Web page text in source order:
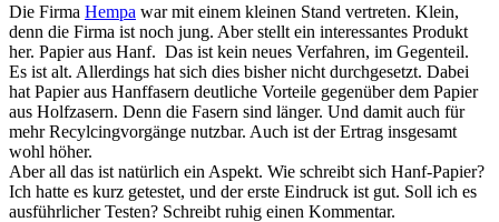
Die Firma Hempa war mit einem kleinen Stand vertreten. Klein,
denn die Firma ist noch jung. Aber stellt ein interessantes Produkt
her. Papier aus Hanf. Das ist kein neues Verfahren, im Gegenteil.
Es ist alt. Allerdings hat sich dies bisher nicht durchgesetzt. Dabei
hat Papier aus Hanffasern deutliche Vorteile gegenüber dem Papier
aus Holfzasern. Denn die Fasern sind länger. Und damit auch für
mehr Recylcingvorgänge nutzbar. Auch ist der Ertrag insgesamt
wohl höher.
Aber all das ist natürlich ein Aspekt. Wie schreibt sich Hanf-Papier?
Ich hatte es kurz getestet, und der erste Eindruck ist gut. Soll ich es
ausführlicher Testen? Schreibt ruhig einen Kommentar.